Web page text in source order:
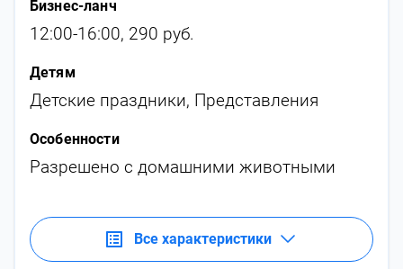
Бизнес-ланч
12:00-16:00, 290 руб.
Детям
Детские праздники, Представления
Особенности
Разрешено с домашними животными
Все характеристики